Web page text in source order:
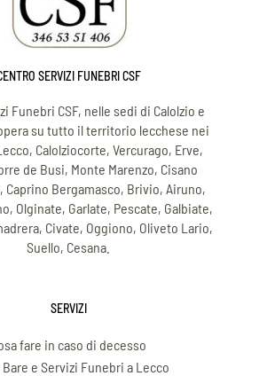
SERVIZI FUNEBRI CSF
Funebri CSF, nelle sedi di Calolzio e
su tutto il territorio lecchese nei
Calolziocorte, Vercurago, Erve,
de Busi, Monte Marenzo, Cisano
Caprino Bergamasco, Brivio, Airuno,
Olginate, Garlate, Pescate, Galbiate,
Civate, Oggiono, Oliveto Lario,
Suello, Cesana.
SERVIZI
fare in caso di decesso
Bare e Servizi Funebri a Lecco